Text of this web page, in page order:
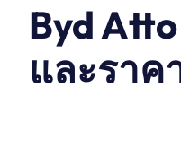
Byd
และราค